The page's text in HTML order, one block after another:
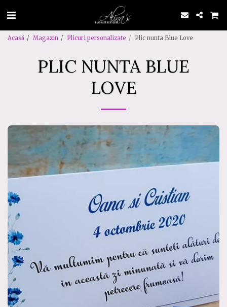
Acasă Magazin Plicuri personalizate Plic nunta Blue Love
PLIC NUNTA BLUE
LOVE